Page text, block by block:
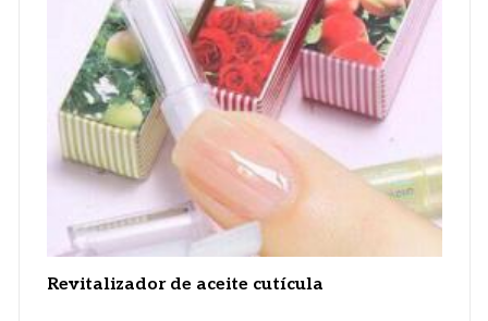
Revitalizador de aceite cutícula